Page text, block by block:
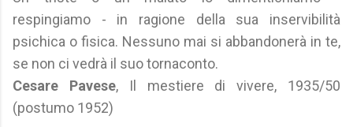
respingiamo - in ragione della sua inservibilità
psichica o fisica. Nessuno mai si abbandonerà in te,
se non ci vedrà il suo tornaconto.
Cesare Pavese, Il mestiere di vivere, 1935/50
(postumo 1952)